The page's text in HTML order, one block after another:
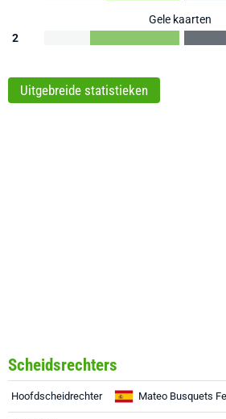
Gele kaarten
2
Uitgebreide statistieken
Scheidsrechters
Hoofdscheidrechter Mateo Busquets